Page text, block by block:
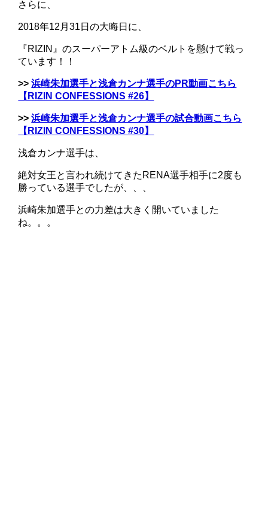
さらに、
2018年12月31日の大晦日に、
『RIZIN』のスーパーアトム級のベルトを懸けて戦っ
ています！！
>> 浜崎朱加選手と浅倉カンナ選手のPR動画こちら
【RIZIN CONFESSIONS #26】
>> 浜崎朱加選手と浅倉カンナ選手の試合動画こちら
【RIZIN CONFESSIONS #30】
浅倉カンナ選手は、
絶対女王と言われ続けてきたRENA選手相手に2度も
勝っている選手でしたが、、、
浜崎朱加選手との力差は大きく開いていました
ね。。。